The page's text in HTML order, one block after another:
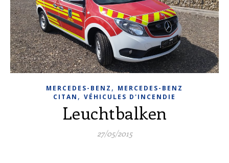
MERCEDES-BENZ , MERCEDES-BENZ
CITAN , VÉHICULES D'INCENDIE
Leuchtbalken
27/05/2015